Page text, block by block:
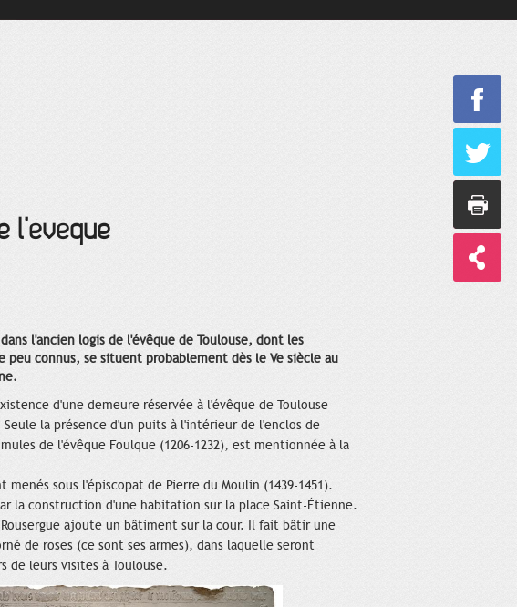
l’évêque
l'ancien logis de l'évêque de Toulouse, dont les
peu connus, se situent probablement dès le Ve siècle au
d'une demeure réservée à l'évêque de Toulouse
Seule la présence d'un puits à l'intérieur de l'enclos de
de l'évêque Foulque (1206-1232), est mentionnée à la
menés sous l'épiscopat de Pierre du Moulin (1439-1451).
la construction d'une habitation sur la place Saint-Étienne.
Rousergue ajoute un bâtiment sur la cour. Il fait bâtir une
de roses (ce sont ses armes), dans laquelle seront
de leurs visites à Toulouse.